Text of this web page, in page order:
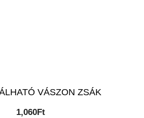
VÁSZON ZSÁK
1,060Ft